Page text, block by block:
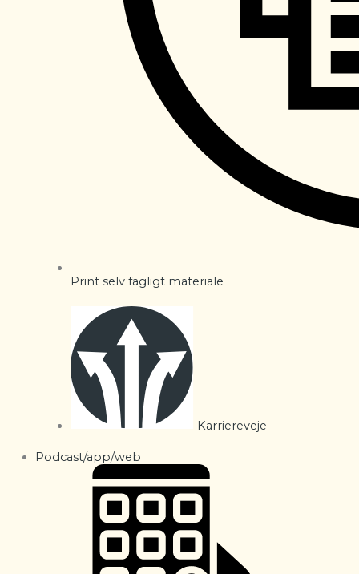
Print selv fagligt materiale
Karriereveje
Podcast/app/web